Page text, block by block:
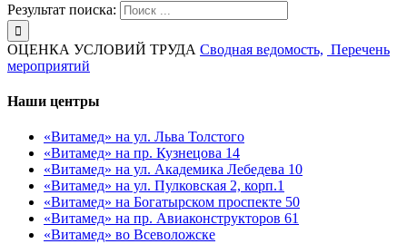
Результат поиска:
ОЦЕНКА УСЛОВИЙ ТРУДА Сводная ведомость, Перечень
мероприятий
Наши центры
«Витамед» на ул. Льва Толстого
«Витамед» на пр. Кузнецова 14
«Витамед» на ул. Академика Лебедева 10
«Витамед» на ул. Пулковская 2, корп.1
«Витамед» на Богатырском проспекте 50
«Витамед» на пр. Авиаконструкторов 61
«Витамед» во Всеволожске